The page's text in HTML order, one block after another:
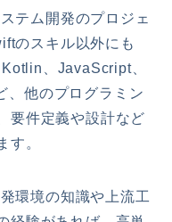
テム開発のプロジェ
のスキル以外にも
、JavaScript、
、他のプログラミン
要件定義や設計など
す。
環境の知識や上流工